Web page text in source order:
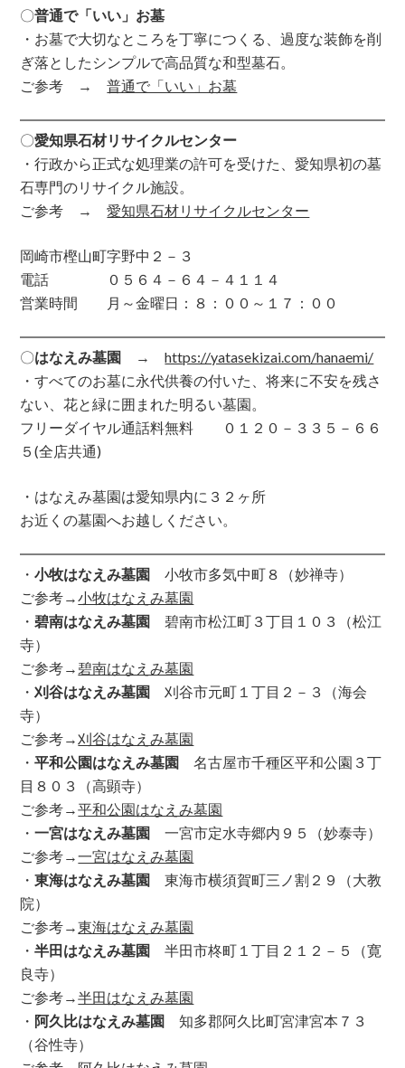
〇普通で「いい」お墓
・お墓で大切なところを丁寧につくる、過度な装飾を削
ぎ落としたシンプルで高品質な和型墓石。
ご参考 →普通で「いい」お墓
〇愛知県石材リサイクルセンター
・行政から正式な処理業の許可を受けた、愛知県初の墓
石専門のリサイクル施設。
ご参考 →愛知県石材リサイクルセンター
岡崎市樫山町字野中２－３
電話 ０５６４－６４－４１１４
営業時間 月～金曜日：８：００～１７：００
〇はなえみ墓園 →https://yatasekizai.com/hanaemi/
・すべてのお墓に永代供養の付いた、将来に不安を残さ
ない、花と緑に囲まれた明るい墓園。
フリーダイヤル通話料無料 ０１２０－３３５－６６
５(全店共通)
・はなえみ墓園は愛知県内に３２ヶ所
お近くの墓園へお越しください。
・小牧はなえみ墓園 小牧市多気中町８（妙禅寺）
ご参考→小牧はなえみ墓園
・碧南はなえみ墓園 碧南市松江町３丁目１０３（松江
寺）
ご参考→ 碧南はなえみ墓園
・刈谷はなえみ墓園 刈谷市元町１丁目２－３（海会
寺）
ご参考→刈谷はなえみ墓園
・平和公園はなえみ墓園 名古屋市千種区平和公園３丁
目８０３（高顕寺）
ご参考→平和公園はなえみ墓園
・一宮はなえみ墓園 一宮市定水寺郷内９５（妙泰寺）
ご参考→一宮はなえみ墓園
・東海はなえみ墓園 東海市横須賀町三ノ割２９（大教
院）
ご参考→東海はなえみ墓園
・半田はなえみ墓園 半田市柊町１丁目２１２－５（寛
良寺）
ご参考→半田はなえみ墓園
・ 阿久比はなえみ墓園 知多郡阿久比町宮津宮本７３
（谷性寺）